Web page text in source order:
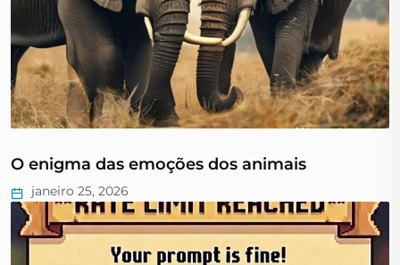
O enigma das emoções dos animais
janeiro 25, 2026